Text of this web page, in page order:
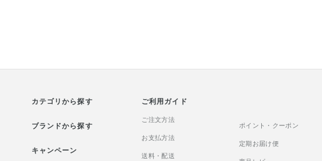
カテゴリから探す
ブランドから探す
キャンペーン
ご利用ガイド
ご注文方法
お支払方法
送料・配送
ポイント・クーポン
定期お届け便